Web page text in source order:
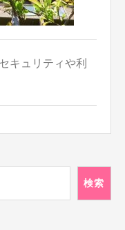
キュリティや利
検索